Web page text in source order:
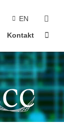
EN
Kontakt